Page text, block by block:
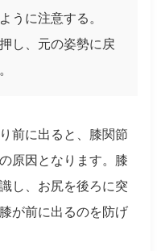
うに注意する。
し、元の姿勢に戻
前に出ると、膝関節
原因となります。膝
し、お尻を後ろに突
が前に出るのを防げ